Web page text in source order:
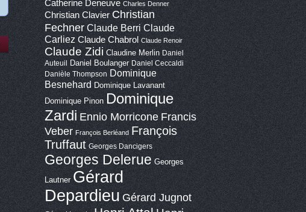
Catherine Deneuve Charles Denner
Christian Clavier Christian
Fechner Claude Berri Claude
Carliez Claude Chabrol Claude Renoir
Claude Zidi Claudine Merlin Daniel
Auteuil
Daniel Boulanger Daniel Ceccaldi
Danièle Thompson Dominique
Besnehard Dominique Lavanant
Dominique Pinon Dominique
Zardi Ennio Morricone Francis
Veber François Berléand François
Truffaut Georges Dancigers
Georges Delerue Georges
Lautner Gérard
Depardieu Gérard Jugnot